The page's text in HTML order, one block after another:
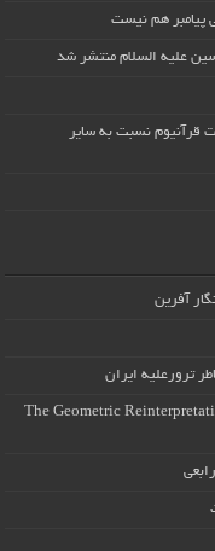
پیامبر هم نیست
علیه السلام منتشر شد
قرآنیوم نسبت به سایر
آفرین
ترورعلیه ایران
The Geometric